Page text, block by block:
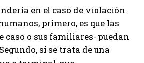
en el caso de violación
primero, es que las
caso o sus familiares- puedan
si se trata de una